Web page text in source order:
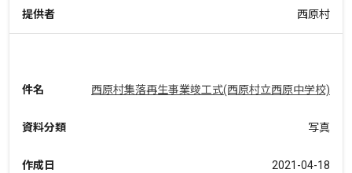
提供者 西原村
件名 西原村集落再生事業竣工式(西原村立西原中学校)
資料分類 写真
作成日 2021-04-18